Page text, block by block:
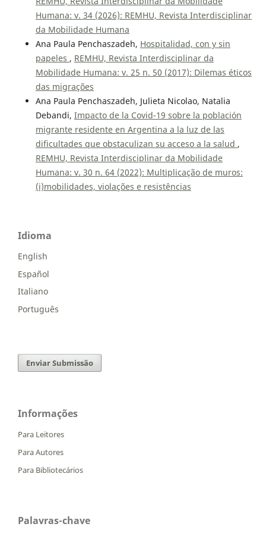
Humana: v. 34 (2026): REMHU, Revista Interdisciplinar
da Mobilidade Humana
Ana Paula Penchaszadeh, Hospitalidad, con y sin
papeles , REMHU, Revista Interdisciplinar da
Mobilidade Humana: v. 25 n. 50 (2017): Dilemas éticos
das migrações
Ana Paula Penchaszadeh, Julieta Nicolao, Natalia
Debandi, Impacto de la Covid-19 sobre la población
migrante residente en Argentina a la luz de las
dificultades que obstaculizan su acceso a la salud ,
REMHU, Revista Interdisciplinar da Mobilidade
Humana: v. 30 n. 64 (2022): Multiplicação de muros:
(i)mobilidades, violações e resistências
Idioma
English
Español
Italiano
Português
Enviar Submissão
Informações
Para Leitores
Para Autores
Para Bibliotecários
Palavras-chave